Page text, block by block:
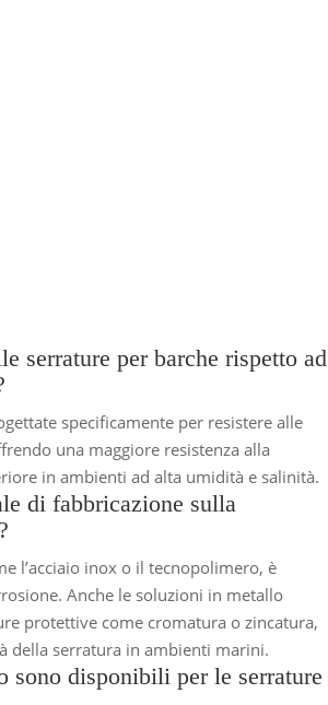
serrature per barche rispetto ad
specificamente per resistere alle
una maggiore resistenza alla
in ambienti ad alta umidità e salinità.
di fabbricazione sulla
l’acciaio inox o il tecnopolimero, è
Anche le soluzioni in metallo
protettive come cromatura o zincatura,
della serratura in ambienti marini.
sono disponibili per le serrature